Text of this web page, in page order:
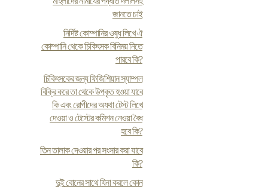
জানতে চাই
নির্দিষ্ট কোম্পানির ওষুধ লিখে ঐ
কোম্পানি থেকে চিকিৎসক বিনিময় নিতে
পারবে কি?
চিকিৎসকের জন্য ফিজিশিয়ান স্যাম্পল
বিক্রি করে তা থেকে উপকৃত হওয়া যাবে
কি এবং রোগীদের অযথা টেস্ট লিখে
দেওয়া ও টেস্টের কমিশন নেওয়া বৈধ
হবে কি?
তিন তালাক দেওয়ার পর সংসার করা যাবে
কি?
দুই বোনের সাথে যিনা করলে কোন